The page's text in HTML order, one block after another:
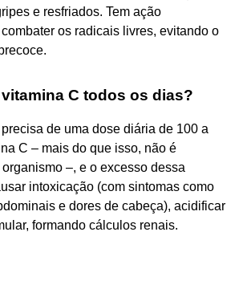
e resfriados. Tem ação
os radicais livres, evitando o
C todos os dias?
de uma dose diária de 100 a
C – mais do que isso, não é
–, e o excesso dessa
intoxicação (com sintomas como
e dores de cabeça), acidificar
formando cálculos renais.